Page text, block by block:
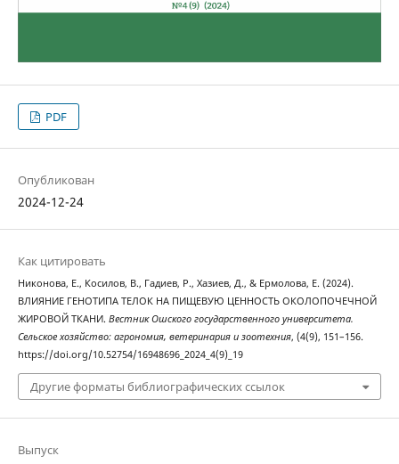
PDF
Опубликован
2024-12-24
Как цитировать
Никонова, Е., Косилов, В., Гадиев, Р., Хазиев, Д., & Ермолова, Е. (2024).
ВЛИЯНИЕ ГЕНОТИПА ТЕЛОК НА ПИЩЕВУЮ ЦЕННОСТЬ ОКОЛОПОЧЕЧНОЙ
ЖИРОВОЙ ТКАНИ. Вестник Ошского государственного университета.
Сельское хозяйство: агрономия, ветеринария и зоотехния, (4(9), 151–156.
https://doi.org/10.52754/16948696_2024_4(9)_19
Другие форматы библиографических ссылок
Выпуск